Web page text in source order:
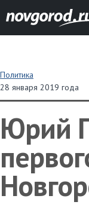
Политика
28 января 2019 года
Юрий